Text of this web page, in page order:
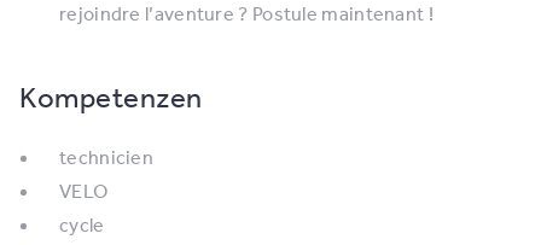
rejoindre l’aventure ? Postule maintenant !
Kompetenzen
technicien
VELO
cycle